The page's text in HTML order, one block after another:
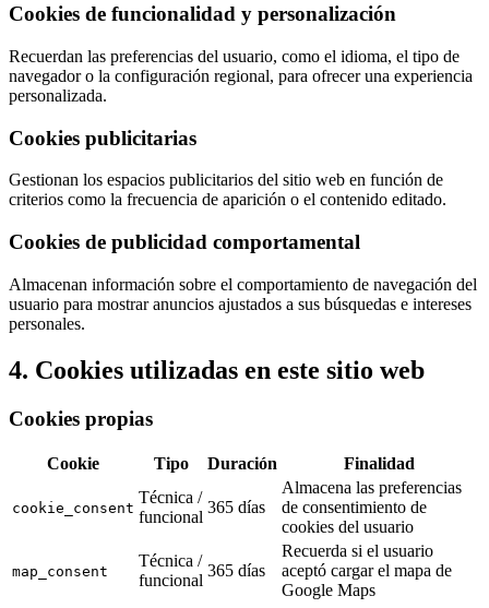
Cookies de funcionalidad y personalización
Recuerdan las preferencias del usuario, como el idioma, el tipo de
navegador o la configuración regional, para ofrecer una experiencia
personalizada.
Cookies publicitarias
Gestionan los espacios publicitarios del sitio web en función de
criterios como la frecuencia de aparición o el contenido editado.
Cookies de publicidad comportamental
Almacenan información sobre el comportamiento de navegación del
usuario para mostrar anuncios ajustados a sus búsquedas e intereses
personales.
4. Cookies utilizadas en este sitio web
Cookies propias
Cookie Tipo Duración Finalidad
cookie_consent
Técnica /
funcional
365 días
Almacena las preferencias
de consentimiento de
cookies del usuario
map_consent
Técnica /
funcional
365 días
Recuerda si el usuario
aceptó cargar el mapa de
Google Maps